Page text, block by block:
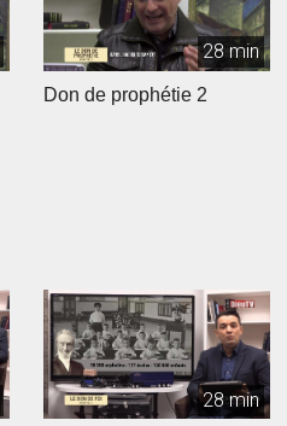
28 min
Don de prophétie 2
28 min